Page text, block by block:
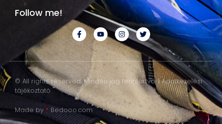
Follow me!
© All rights reserved. Minden jog fenntartva. | Adatkezelési
tájékoztató
Made by*Bedooo.com